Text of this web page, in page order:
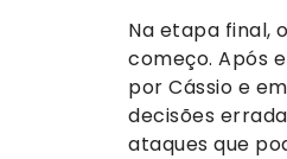
Na etapa final,
começo. Após
por Cássio e
decisões
ataques que